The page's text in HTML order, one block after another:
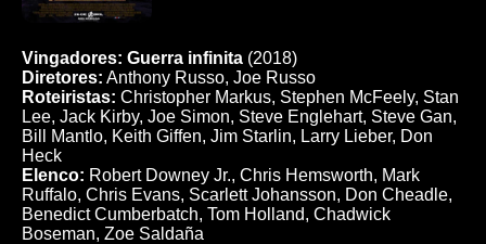
Vingadores: Guerra infinita (2018)
Diretores: Anthony Russo, Joe Russo
Roteiristas: Christopher Markus, Stephen McFeely, Stan
Lee, Jack Kirby, Joe Simon, Steve Englehart, Steve Gan,
Bill Mantlo, Keith Giffen, Jim Starlin, Larry Lieber, Don
Heck
Elenco: Robert Downey Jr., Chris Hemsworth, Mark
Ruffalo, Chris Evans, Scarlett Johansson, Don Cheadle,
Benedict Cumberbatch, Tom Holland, Chadwick
Boseman, Zoe Saldaña